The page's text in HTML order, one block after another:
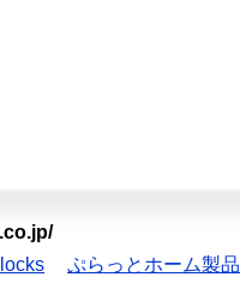
ぷらっとホーム製品